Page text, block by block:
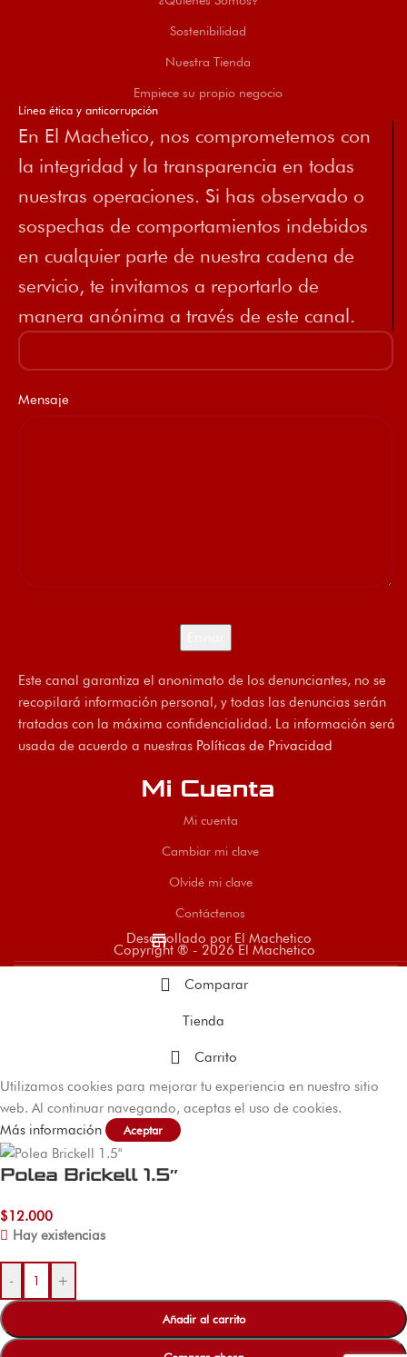
Sostenibilidad
Nuestra Tienda
Empiece su propio negocio
Línea ética y anticorrupción
En El Machetico, nos comprometemos con
la integridad y la transparencia en todas
nuestras operaciones. Si has observado o
sospechas de comportamientos indebidos
en cualquier parte de nuestra cadena de
servicio, te invitamos a reportarlo de
manera anónima a través de este canal.
Mensaje
Este canal garantiza el anonimato de los denunciantes, no se
recopilará información personal, y todas las denuncias serán
tratadas con la máxima confidencialidad. La información será
usada de acuerdo a nuestras Políticas de Privacidad
Mi Cuenta
Mi cuenta
Cambiar mi clave
Olvidé mi clave
Contáctenos
store
Desarrollado por El Machetico
Copyright ® - 2026 El Machetico
Comparar
Tienda
Carrito
Utilizamos cookies para mejorar tu experiencia en nuestro sitio
web. Al continuar navegando, aceptas el uso de cookies.
Más información
Aceptar
Polea Brickell 1.5″
$12.000
Hay existencias
- +
Añadir al carrito